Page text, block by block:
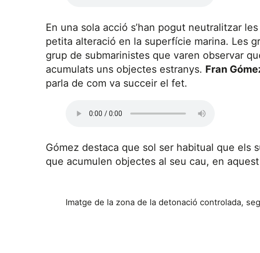
En una sola acció s’han pogut neutralitzar
petita alteració en la superfície marina. Les
grup de submarinistes que varen observar
acumulats uns objectes estranys. Fran
parla de com va succeir el fet.
Gómez destaca que sol ser habitual que els
que acumulen objectes al seu cau, en
Imatge de la zona de la detonació controlada,